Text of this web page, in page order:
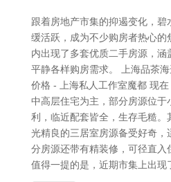
跟着房地产市集的抑遏变化，
缓活跃，成为不少购房者热心
内出现了多套优质二手房源，涵
平静各样购房需求。 上海品茶
价格 - 上海私人工作室魔都 现
中高层住宅为主，部分房源位于
利，临近配套皆全，生存毛糙
光精良的三居室房源备受好奇，
分房源还带有精装修，可径直入
值得一提的是，近期市集上出现